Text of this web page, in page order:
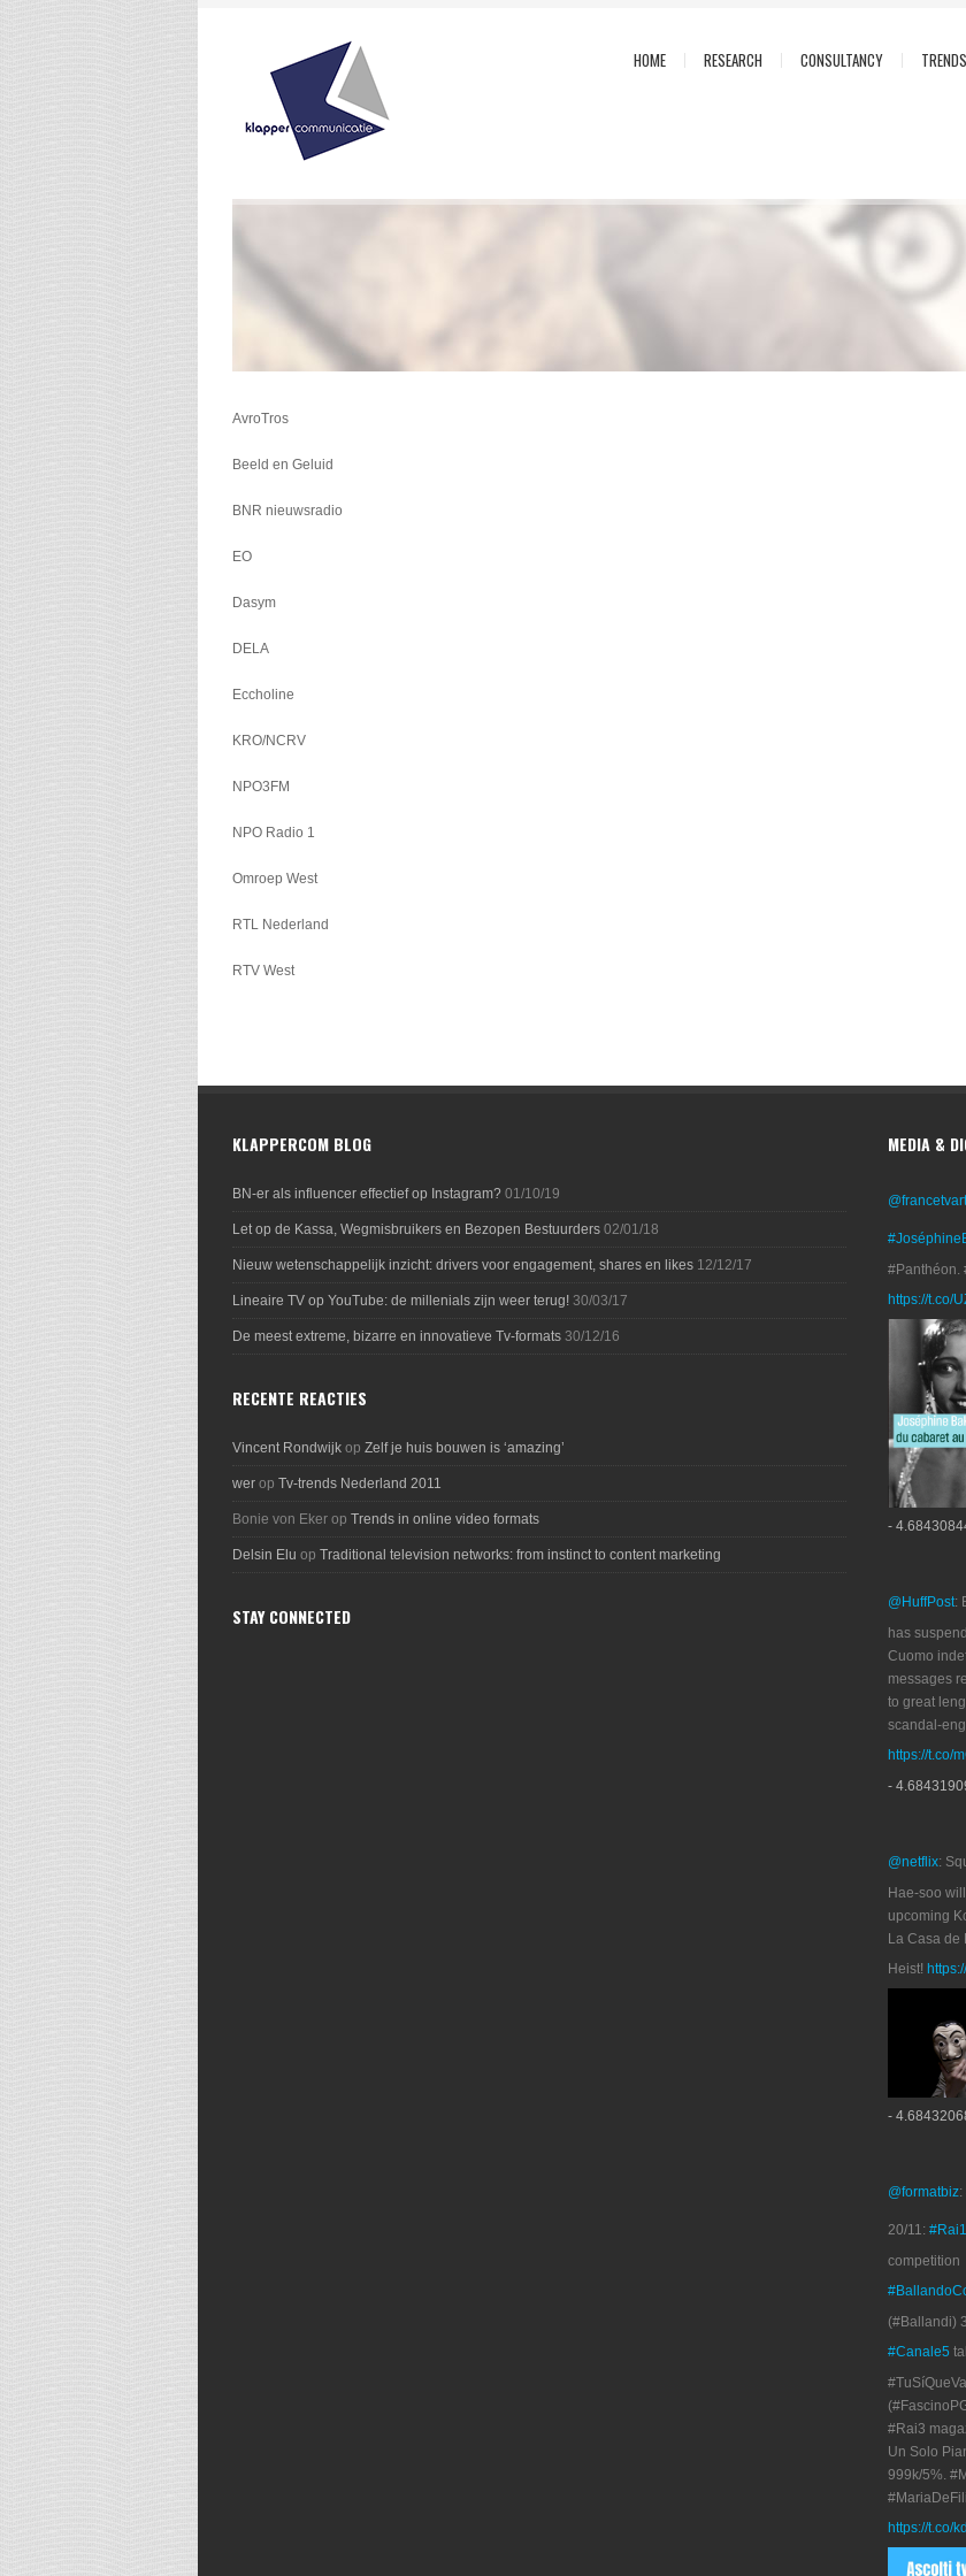
HOME RESEARCH CONSULTANCY TRENDS
AvroTros
Beeld en Geluid
BNR nieuwsradio
EO
Dasym
DELA
Eccholine
KRO/NCRV
NPO3FM
NPO Radio 1
Omroep West
RTL Nederland
RTV West
KLAPPERCOM BLOG
BN-er als influencer effectief op Instagram? 01/10/19
Let op de Kassa, Wegmisbruikers en Bezopen Bestuurders 02/01/18
Nieuw wetenschappelijk inzicht: drivers voor engagement, shares en likes 12/12/17
Lineaire TV op YouTube: de millenials zijn weer terug! 30/03/17
De meest extreme, bizarre en innovatieve Tv-formats 30/12/16
RECENTE REACTIES
Vincent Rondwijk op Zelf je huis bouwen is ‘amazing’
wer op Tv-trends Nederland 2011
Bonie von Eker op Trends in online video formats
Delsin Elu op Traditional television networks: from instinct to content marketing
STAY CONNECTED
MEDIA &
#Panthéon.
https://t.co/
-
@HuffPost:
has
Cuomo
messages
to great
scandal-
https://t.co/
-
@netflix:
Hae-soo
upcoming
La Casa de
Heist!
-
@formatbiz:
20/11: #Rai1
competition
(#Ballandi)
#Canale5
#Rai3
Un Solo
999k/5%.
https://t.co/